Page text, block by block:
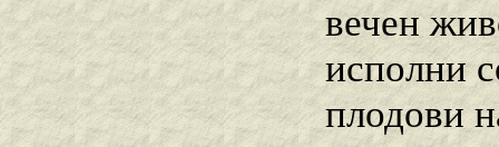
вечен
исполни
плодови